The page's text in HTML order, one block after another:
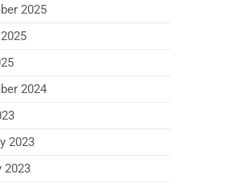
2025
2024
2023
2023